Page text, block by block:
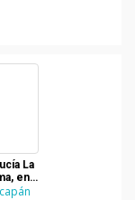
La
en
ofrece